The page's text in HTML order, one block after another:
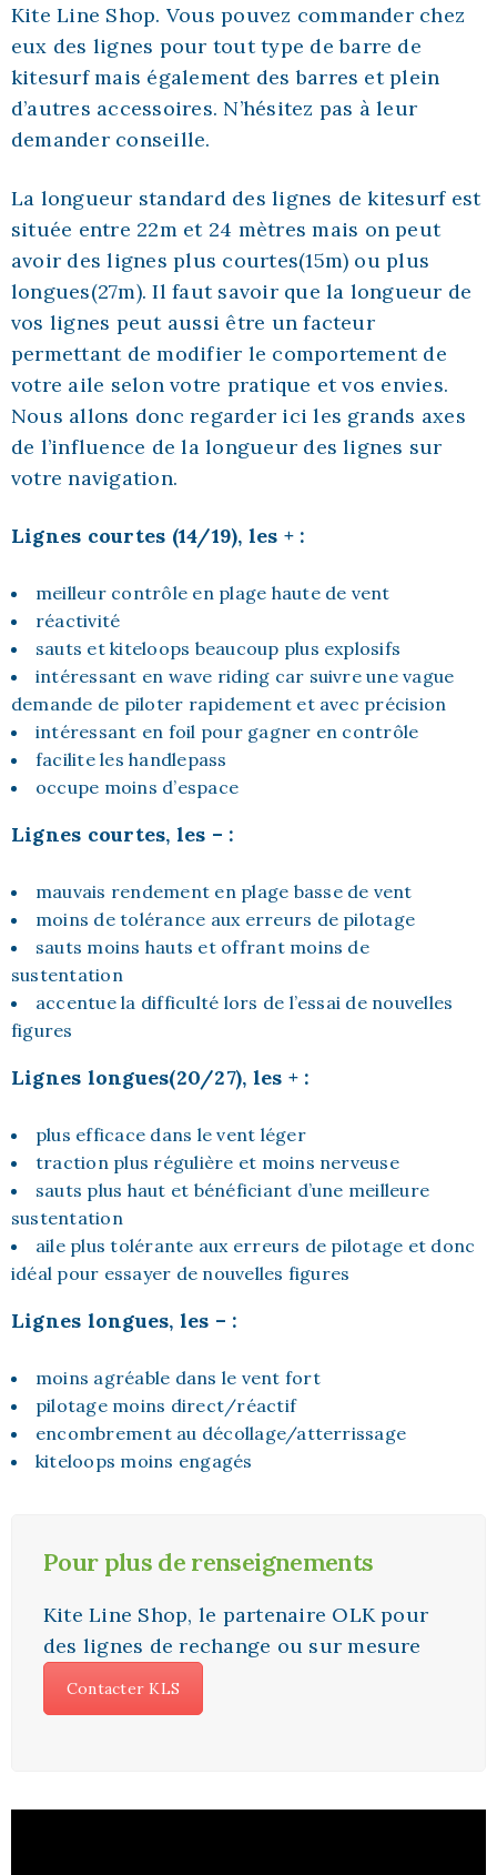
Kite Line Shop. Vous pouvez commander chez
eux des lignes pour tout type de barre de
kitesurf mais également des barres et plein
d’autres accessoires. N’hésitez pas à leur
demander conseille.
La longueur standard des lignes de kitesurf est
située entre 22m et 24 mètres mais on peut
avoir des lignes plus courtes(15m) ou plus
longues(27m). Il faut savoir que la longueur de
vos lignes peut aussi être un facteur
permettant de modifier le comportement de
votre aile selon votre pratique et vos envies.
Nous allons donc regarder ici les grands axes
de l’influence de la longueur des lignes sur
votre navigation.
Lignes courtes (14/19), les + :
meilleur contrôle en plage haute de vent
réactivité
sauts et kiteloops beaucoup plus explosifs
intéressant en wave riding car suivre une vague
demande de piloter rapidement et avec précision
intéressant en foil pour gagner en contrôle
facilite les handlepass
occupe moins d’espace
Lignes courtes, les – :
mauvais rendement en plage basse de vent
moins de tolérance aux erreurs de pilotage
sauts moins hauts et offrant moins de
sustentation
accentue la difficulté lors de l’essai de nouvelles
figures
Lignes longues(20/27), les + :
plus efficace dans le vent léger
traction plus régulière et moins nerveuse
sauts plus haut et bénéficiant d’une meilleure
sustentation
aile plus tolérante aux erreurs de pilotage et donc
idéal pour essayer de nouvelles figures
Lignes longues, les – :
moins agréable dans le vent fort
pilotage moins direct/réactif
encombrement au décollage/atterrissage
kiteloops moins engagés
Pour plus de renseignements
Kite Line Shop, le partenaire OLK pour
des lignes de rechange ou sur mesure
Contacter KLS